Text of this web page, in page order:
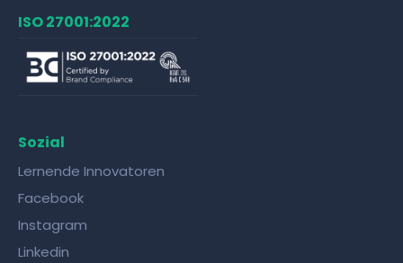
ISO 27001:2022
Sozial
Lernende Innovatoren
Facebook
Instagram
Linkedin